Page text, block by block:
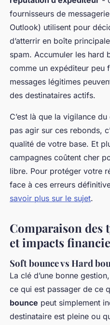
fournisseurs de
Outlook) utilisent pour
d’atterrir en boîte
spam. Accumuler les hard
comme un expéditeur peu
messages légitimes
des destinataires actifs.
C’est là que la vigilance
pas agir sur ces rebonds,
qualité de votre base. Et
campagnes coûtent cher
libre. Pour protéger votre
face à ces erreurs
savoir plus sur le sujet.
Comparaison des
et impacts
Soft bounce vs Hard
La clé d’une bonne
ce qui est passager de ce
bounce peut simplement
destinataire est pleine ou